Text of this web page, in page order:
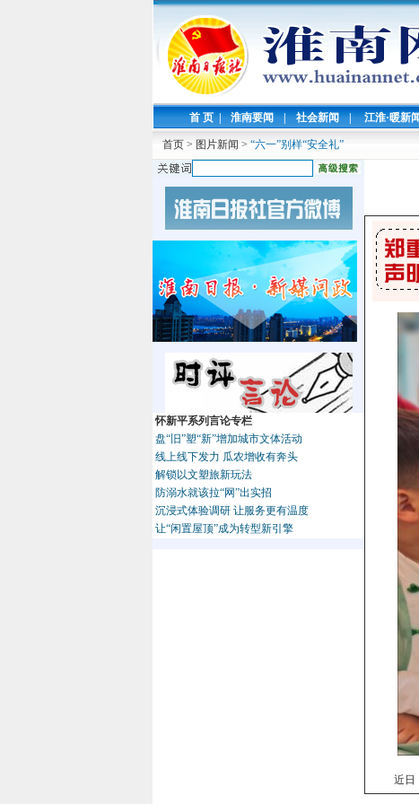
首 页 | 淮南要闻 | 社会新闻 | 江淮·暖新闻
首页 > 图片新闻 > “六一”别样“安全礼”
怀新平系列言论专栏
盘“旧”塑“新”增加城市文体活动
线上线下发力 瓜农增收有奔头
解锁以文塑旅新玩法
防溺水就该拉“网”出实招
沉浸式体验调研 让服务更有温度
让“闲置屋顶”成为转型新引擎
近日